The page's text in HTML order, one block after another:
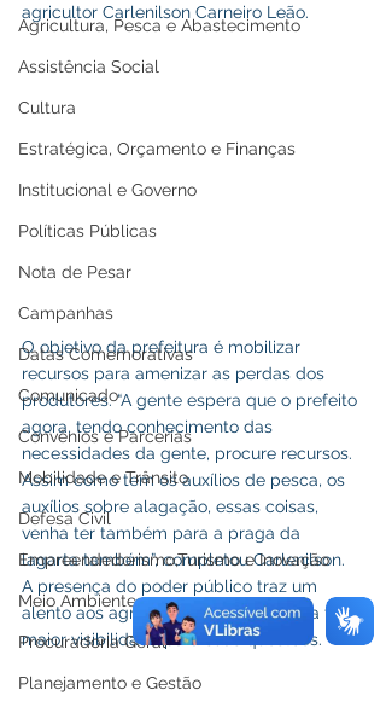
Agricultura, Pesca e Abastecimento
Assistência Social
Cultura
Estratégica, Orçamento e Finanças
Institucional e Governo
Políticas Públicas
Nota de Pesar
Campanhas
Datas Comemorativas
Comunicado
Convênios e Parcerias
Mobilidade e Trânsito
Defesa Civil
Empreendedorismo,Turismo e Inovação
Meio Ambiente
Procuradoria Geral
Planejamento e Gestão
agricultor Carlenilson Carneiro Leão.
O objetivo da prefeitura é mobilizar
recursos para amenizar as perdas dos
produtores. “A gente espera que o prefeito
agora, tendo conhecimento das
necessidades da gente, procure recursos.
Assim como tem os auxílios de pesca, os
auxílios sobre alagação, essas coisas,
venha ter também para a praga da
lagarta também”, completou Carlenilson.
A presença do poder público traz um
alento aos agricultores que passam a ter
maior visibilidade para suas questões.